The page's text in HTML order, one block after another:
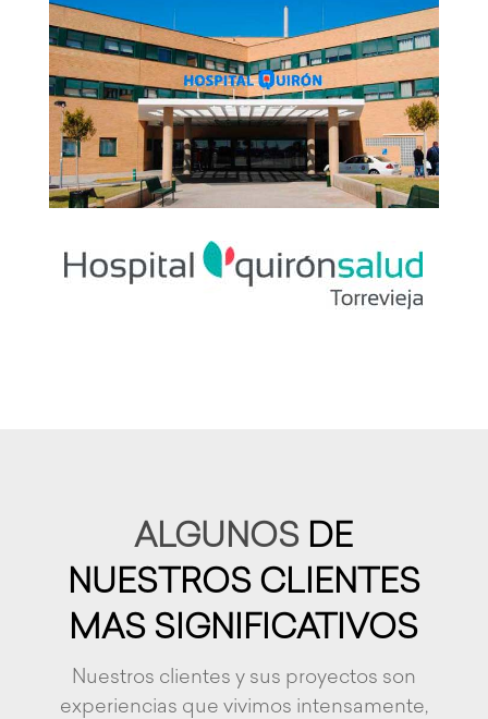
ALGUNOS DE
NUESTROS CLIENTES
MAS SIGNIFICATIVOS
Nuestros clientes y sus proyectos son
experiencias que vivimos intensamente,